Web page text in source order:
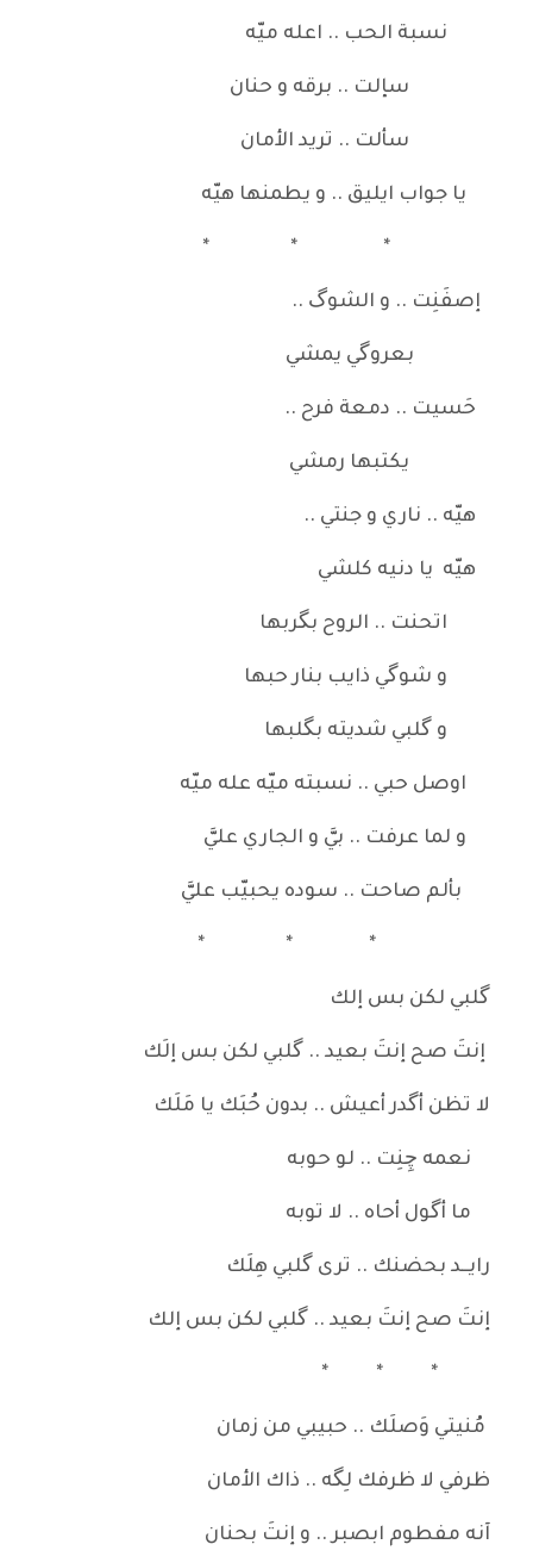
نسبة الحب .. اعله ميّه
سإلت .. برقه و حنان
سألت .. تريد الأمان
يا جواب ايليق .. و يطمنها هيّه
* * *
إصفَنِت .. و الشوگ ..
بعروگي يمشي
حَسيت .. دمعة فرح ..
يكتبها رمشي
هيّه .. ناري و جنتي ..
هيّه يا دنيه كلشي
اتحنت .. الروح بگربها
و شوگي ذايب بنار حبها
و گلبي شديته بگلبها
اوصل حبي .. نسبته ميّه عله ميّه
و لما عرفت .. بيَّ و الجاري عليَّ
بألم صاحت .. سوده يحبيّب عليَّ
* * *
گلبي لكن بس إلك
إنتَ صح إنتَ بعيد .. گلبي لكن بس إلَك
لا تظن أگدر أعيش .. بدون حُبَك يا مَلَك
نعمه چِنِت .. لو حوبه
ما أگول أحاه .. لا توبه
رايــد بحضنك .. ترى گلبي هِلَك
إنتَ صح إنتَ بعيد .. گلبي لكن بس إلك
* * *
مُنيتي وَصلَك .. حبيبي من زمان
ظرفي لا ظرفك لِگه .. ذاك الأمان
آنه مفطوم ابصبر .. و إنتَ بحنان